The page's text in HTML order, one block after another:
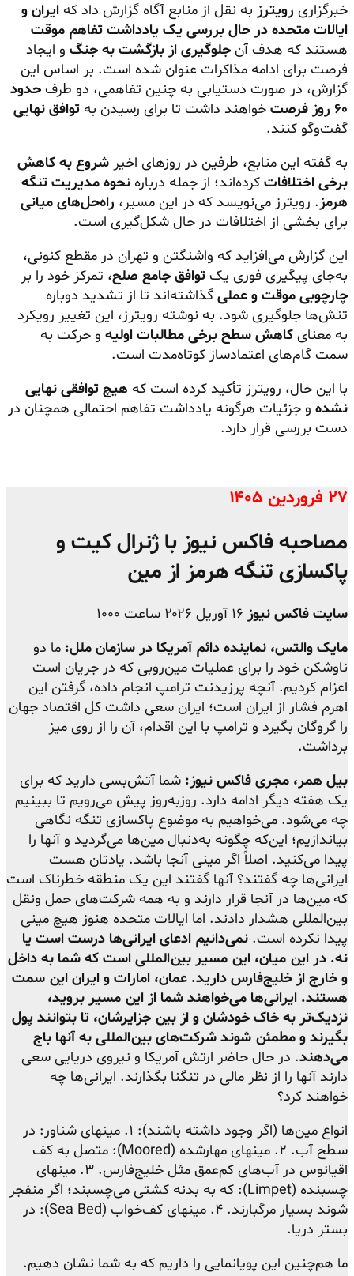
خبرگزاری رویترز به نقل از منابع آگاه گزارش داد که ایران و
ایالات متحده در حال بررسی یک یادداشت تفاهم موقت
هستند که هدف آن جلوگیری از بازگشت به جنگ و ایجاد
فرصت برای ادامه مذاکرات عنوان شده است. بر اساس این
گزارش، در صورت دستیابی به چنین تفاهمی، دو طرف حدود
۶۰ روز فرصت
خواهند داشت تا برای رسیدن به توافق نهایی
گفت‌وگو کنند.
به گفته این منابع، طرفین در روزهای اخیر شروع به کاهش
برخی اختلافات کرده‌اند؛ از جمله درباره نحوه مدیریت تنگه
هرمز. رویترز می‌نویسد که در این مسیر، راه‌حل‌های میانی
برای بخشی از اختلافات در حال شکل‌گیری است.
این گزارش می‌افزاید که واشنگتن و تهران در مقطع کنونی،
به‌جای پیگیری فوری یک توافق جامع صلح، تمرکز خود را بر
چارچوبی موقت و عملی گذاشته‌اند تا از تشدید دوباره
تنش‌ها جلوگیری شود. به نوشته رویترز، این تغییر رویکرد
به معنای کاهش سطح برخی مطالبات اولیه و حرکت به
سمت گام‌های اعتمادساز کوتاه‌مدت است.
با این حال، رویترز تأکید کرده است که هیچ توافقی نهایی
نشده و جزئیات هرگونه یادداشت تفاهم احتمالی همچنان در
دست بررسی قرار دارد.
۲۷ فروردین ۱۴۰۵
مصاحبه فاکس نیوز با ژنرال کیت و
پاکسازی تنگه هرمز از مین
سایت فاکس نیوز ۱۶ آوریل ۲۰۲۶ ساعت ۱۰۰۰
مایک والتس، نماینده دائم آمریکا در سازمان ملل: ما دو
ناوشکن خود را برای عملیات مین‌روبی که در جریان است
اعزام کردیم. آنچه پرزیدنت ترامپ انجام داده، گرفتن این
اهرم فشار از ایران است؛ ایران سعی داشت کل اقتصاد جهان
را گروگان بگیرد و ترامپ با این اقدام، آن را از روی میز
برداشت.
بیل همر، مجری فاکس نیوز: شما آتش‌بسی دارید که برای
یک هفته دیگر ادامه دارد. روزبه‌روز پیش می‌رویم تا ببینیم
چه می‌شود. می‌خواهیم به موضوع پاکسازی تنگه نگاهی
بیاندازیم؛ این‌که چگونه به‌دنبال مین‌ها می‌گردید و آنها را
پیدا می‌کنید. اصلاً اگر مینی آنجا باشد. یادتان هست
ایرانی‌ها چه گفتند؟ آنها گفتند این یک منطقه خطرناک است
که مین‌ها در آنجا قرار دارند و به همه شرکت‌های حمل ونقل
بین‌المللی هشدار دادند. اما ایالات متحده هنوز هیچ مینی
پیدا نکرده است. نمی‌دانیم ادعای ایرانی‌ها درست است یا
نه. در این میان، این مسیر بین‌المللی است که شما به داخل
و خارج از خلیج‌فارس دارید. عمان، امارات و ایران این سمت
هستند. ایرانی‌ها می‌خواهند شما از این مسیر بروید،
نزدیک‌تر به خاک خودشان و از بین جزایرشان، تا بتوانند پول
بگیرند و مطمئن شوند شرکت‌های بین‌المللی به آنها باج
می‌دهند. در حال حاضر ارتش آمریکا و نیروی دریایی سعی
دارند آنها را از نظر مالی در تنگنا بگذارند. ایرانی‌ها چه
خواهند کرد؟
انواع مین‌ها (اگر وجود داشته باشند): ۱. مینهای شناور: در
سطح آب. ۲. مینهای مهارشده (Moored): متصل به کف
اقیانوس در آب‌های کم‌عمق مثل خلیج‌فارس. ۳. مینهای
چسبنده (Limpet): که به بدنه کشتی می‌چسبند؛ اگر منفجر
شوند بسیار مرگبارند. ۴. مینهای کف‌خواب (Sea Bed): در
بستر دریا.
ما هم‌چنین این پویانمایی را داریم که به شما نشان دهیم.